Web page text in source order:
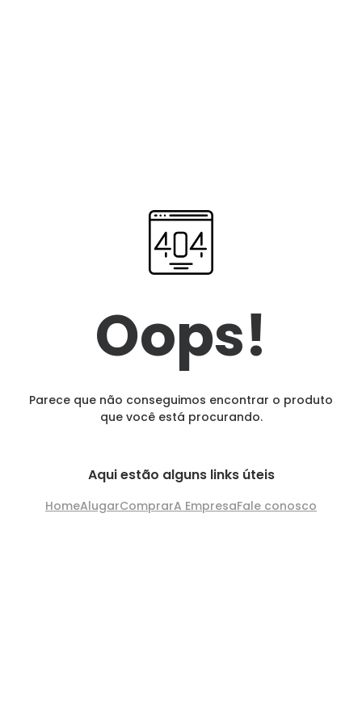
Oops!
Parece que não conseguimos encontrar o produto
que você está procurando.
Aqui estão alguns links úteis
HomeAlugarComprarA EmpresaFale conosco